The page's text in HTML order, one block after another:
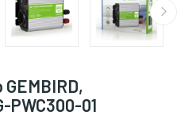
PWC300-01